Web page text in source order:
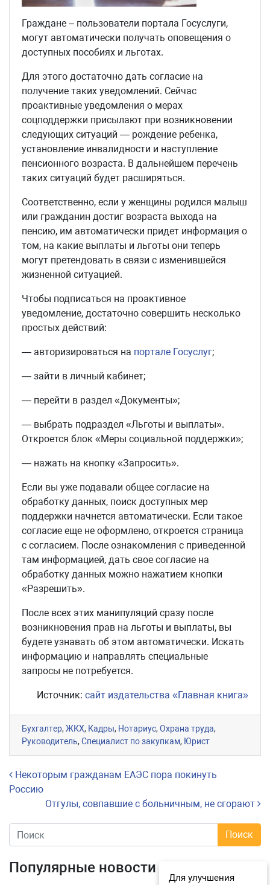
Граждане – пользователи портала Госуслуги,
могут автоматически получать оповещения о
доступных пособиях и льготах.
Для этого достаточно дать согласие на
получение таких уведомлений. Сейчас
проактивные уведомления о мерах
соцподдержки присылают при возникновении
следующих ситуаций — рождение ребенка,
установление инвалидности и наступление
пенсионного возраста. В дальнейшем перечень
таких ситуаций будет расширяться.
Соответственно, если у женщины родился малыш
или гражданин достиг возраста выхода на
пенсию, им автоматически придет информация о
том, на какие выплаты и льготы они теперь
могут претендовать в связи с изменившейся
жизненной ситуацией.
Чтобы подписаться на проактивное
уведомление, достаточно совершить несколько
простых действий:
— авторизироваться на портале Госуслуг;
— зайти в личный кабинет;
— перейти в раздел «Документы»;
— выбрать подраздел «Льготы и выплаты».
Откроется блок «Меры социальной поддержки»;
— нажать на кнопку «Запросить».
Если вы уже подавали общее согласие на
обработку данных, поиск доступных мер
поддержки начнется автоматически. Если такое
согласие еще не оформлено, откроется страница
с согласием. После ознакомления с приведенной
там информацией, дать свое согласие на
обработку данных можно нажатием кнопки
«Разрешить».
После всех этих манипуляций сразу после
возникновения прав на льготы и выплаты, вы
будете узнавать об этом автоматически. Искать
информацию и направлять специальные
запросы не потребуется.
Источник: сайт издательства «Главная книга»
Бухгалтер,ЖКХ, Кадры, Нотариус,Охрана труда,
Руководитель,Специалист по закупкам, Юрист
Навигация по записям
Некоторым гражданам ЕАЭС пора покинуть
Россию
Отгулы, совпавшие с больничным, не сгорают
Популярные новости
Для улучшения